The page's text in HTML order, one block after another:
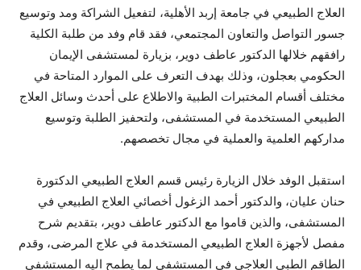
العلاج الطبيعي في جامعة إربد الأهلية، لتفعيل الشراكة ومد وتوسيع
جسور التواصل والتعاون المجتمعي، فقد قام وفد من طلبة الكلية
رافقهم خلالها الدكتور عاطف دوير، بزيارة لمستشفى الإيمان
الحكومي بعجلون، وذلك بهدف التعرف على الموارد المتاحة في
مختلف أقسام المختبرات الطبية والاطلاع على أحدث وسائل العلاج
الطبيعي المستخدمة في المستشفى، ولتحفيز الطلبة وتوسيع
مداركهم العلمية والعملية في مجال تخصصهم.
استقبل الوفد خلال الزيارة رئيس قسم العلاج الطبيعي الدكتورة
حنان عليان، والدكتور أحمد الزغول أخصائي العلاج الطبيعي في
المستشفى، والذين قاموا مع الدكتور عاطف دوير، بتقديم شرح
مفصل لأجهزة العلاج الطبيعي المستخدمة في علاج المرضى، وقدم
الطاقم الطبي العلاجي في المستشفى لما يطمح اليه المستشفى